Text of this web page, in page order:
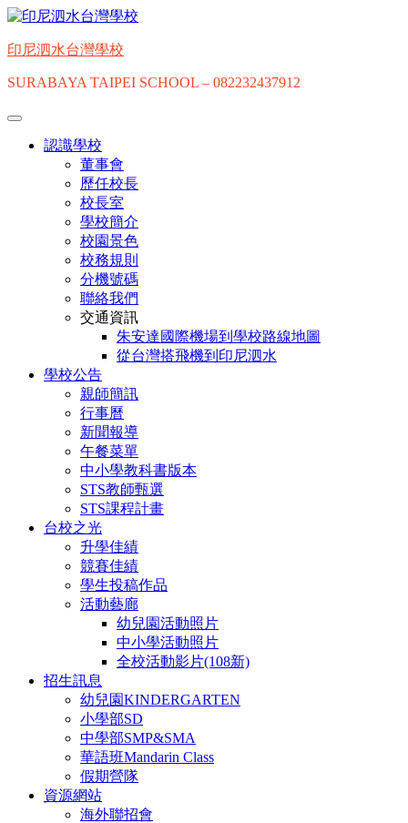
Skip
content
印尼泗水台灣學校
SURABAYA TAIPEI SCHOOL – 082232437912
認識學校
董事會
歷任校長
校長室
學校簡介
校園景色
校務規則
分機號碼
聯絡我們
交通資訊
朱安達國際機場到學校路線地圖
從台灣搭飛機到印尼泗水
學校公告
親師簡訊
行事曆
新聞報導
午餐菜單
中小學教科書版本
STS教師甄選
STS課程計畫
台校之光
升學佳績
競賽佳績
學生投稿作品
活動藝廊
幼兒園活動照片
中小學活動照片
全校活動影片(108新)
招生訊息
幼兒園KINDERGARTEN
小學部SD
中學部SMP&SMA
華語班Mandarin Class
假期營隊
資源網站
海外聯招會